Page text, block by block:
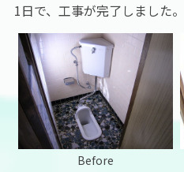
1日で、工事が完了しました。
Before